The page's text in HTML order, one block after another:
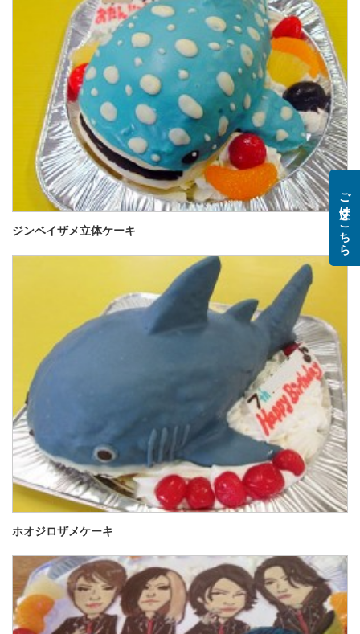
ジンベイザメ立体ケーキ
ホオジロザメケーキ
ご注文はこちら